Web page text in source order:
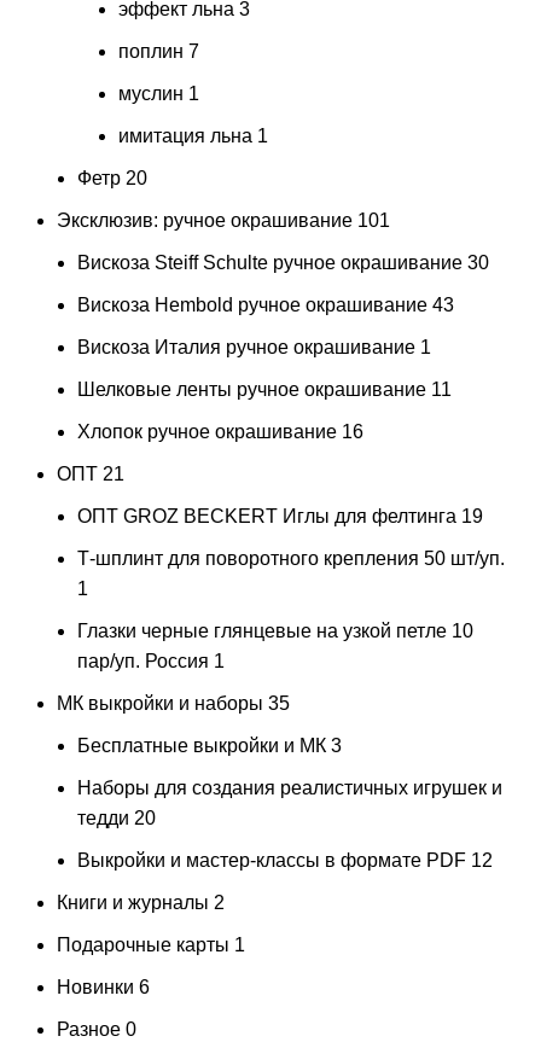
эффект льна 3
поплин 7
муслин 1
имитация льна 1
Фетр 20
Эксклюзив: ручное окрашивание 101
Вискоза Steiff Schulte ручное окрашивание 30
Вискоза Hembold ручное окрашивание 43
Вискоза Италия ручное окрашивание 1
Шелковые ленты ручное окрашивание 11
Хлопок ручное окрашивание 16
ОПТ 21
ОПТ GROZ BECKERT Иглы для фелтинга 19
Т-шплинт для поворотного крепления 50 шт/уп.
1
Глазки черные глянцевые на узкой петле 10
пар/уп. Россия 1
МК выкройки и наборы 35
Бесплатные выкройки и МК 3
Наборы для создания реалистичных игрушек и
тедди 20
Выкройки и мастер-классы в формате PDF 12
Книги и журналы 2
Подарочные карты 1
Новинки 6
Разное 0